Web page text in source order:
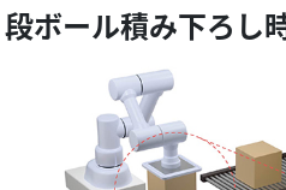
段ボール積み下ろし